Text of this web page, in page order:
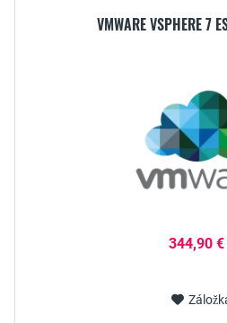
VMWARE VSPHERE 7
344,90 €